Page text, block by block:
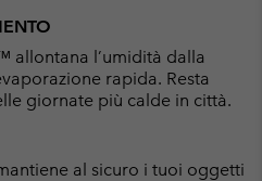
allontana l’umidità dalla
rapida. Resta
giornate più calde in città.
al sicuro i tuoi oggetti